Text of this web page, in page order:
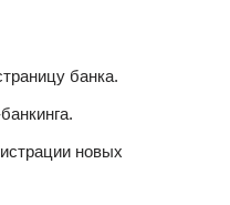
банка.
новых